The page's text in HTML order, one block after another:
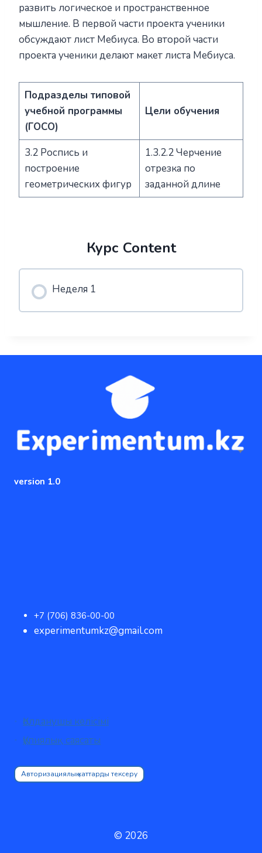
развить логическое и пространственное
мышление. В первой части проекта ученики
обсуждают лист Мебиуса. Во второй части
проекта ученики делают макет листа Мебиуса.
Подразделы типовой
учебной программы
(ГОСО)
Цели обучения
3.2 Роспись и
построение
геометрических фигур
1.3.2.2 Черчение
отрезка по
заданной длине
Курс Content
Неделя 1
version 1.0
+7 (706) 836-00-00
experimentumkz@gmail.com
Қолданушы келісімі
Құпиялық саясаты
Авторизациялық хаттарды тексеру
© 2026